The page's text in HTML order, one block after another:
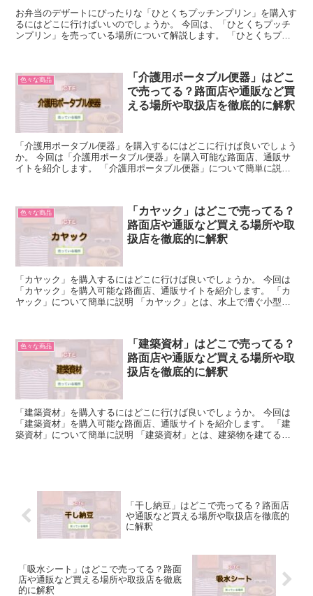
お弁当のデザートにぴったりな「ひとくちプッチンプリン」を購入す
るにはどこに行けばいいのでしょうか。 今回は、「ひとくちプッチ
ンプリン」を売っている場所について解説します。 「ひとくちプッ
色々な商品
「介護用ポータブル便器」はどこ
で売ってる？路面店や通販など買
える場所や取扱店を徹底的に解釈
「介護用ポータブル便器」を購入するにはどこに行けば良いでしょう
か。 今回は「介護用ポータブル便器」を購入可能な路面店、通販サ
イトを紹介します。 「介護用ポータブル便器」について簡単に説明
色々な商品
「カヤック」はどこで売ってる？
路面店や通販など買える場所や取
扱店を徹底的に解釈
「カヤック」を購入するにはどこに行けば良いでしょうか。 今回は
「カヤック」を購入可能な路面店、通販サイトを紹介します。 「カ
ヤック」について簡単に説明 「カヤック」とは、水上で漕ぐ小型の
色々な商品
「建築資材」はどこで売ってる？
路面店や通販など買える場所や取
扱店を徹底的に解釈
「建築資材」を購入するにはどこに行けば良いでしょうか。 今回は
「建築資材」を購入可能な路面店、通販サイトを紹介します。 「建
築資材」について簡単に説明 「建築資材」とは、建築物を建てるた
「干し納豆」はどこで売ってる？路面店
や通販など買える場所や取扱店を徹底的
に解釈
「吸水シート」はどこで売ってる？路面
店や通販など買える場所や取扱店を徹底
的に解釈